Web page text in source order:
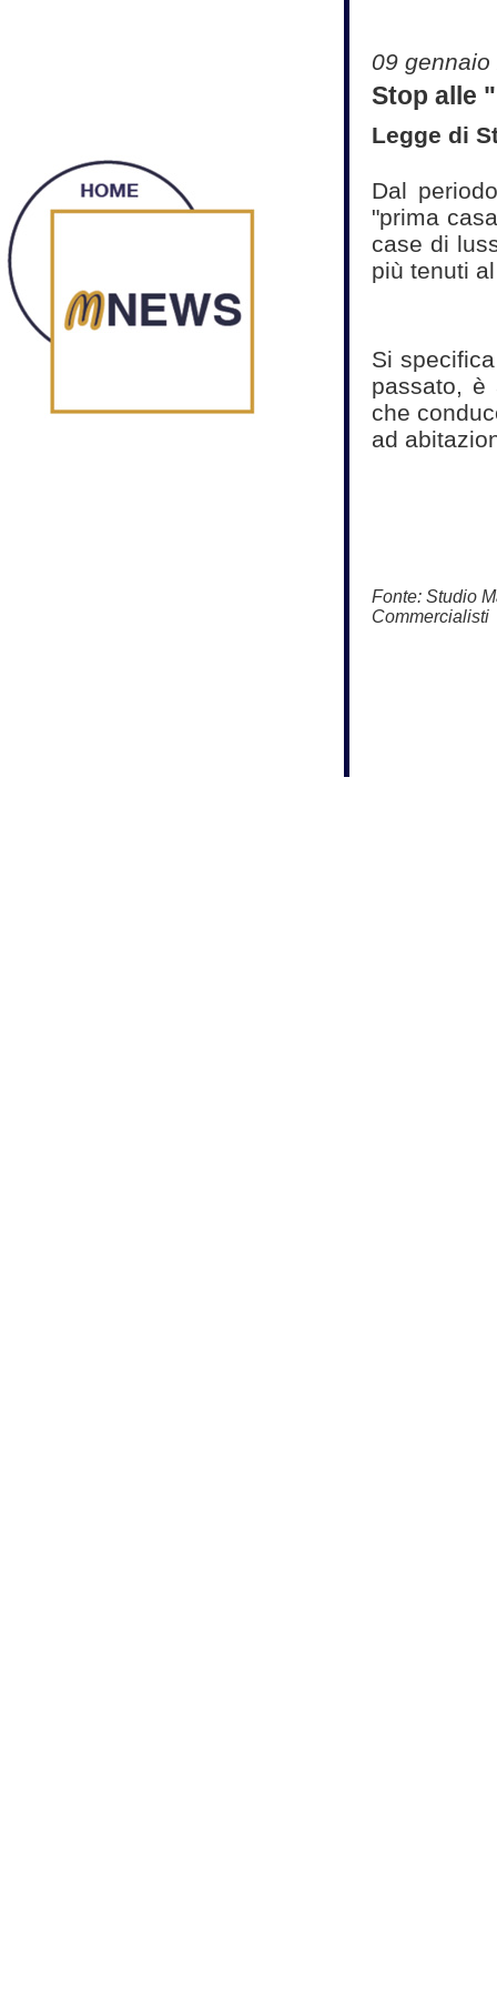
09 gennaio
Stop alle
Legge di
Dal
"prima
case di
più tenuti
Si
passato, è
che
ad
Fonte: Studio
Commercialisti